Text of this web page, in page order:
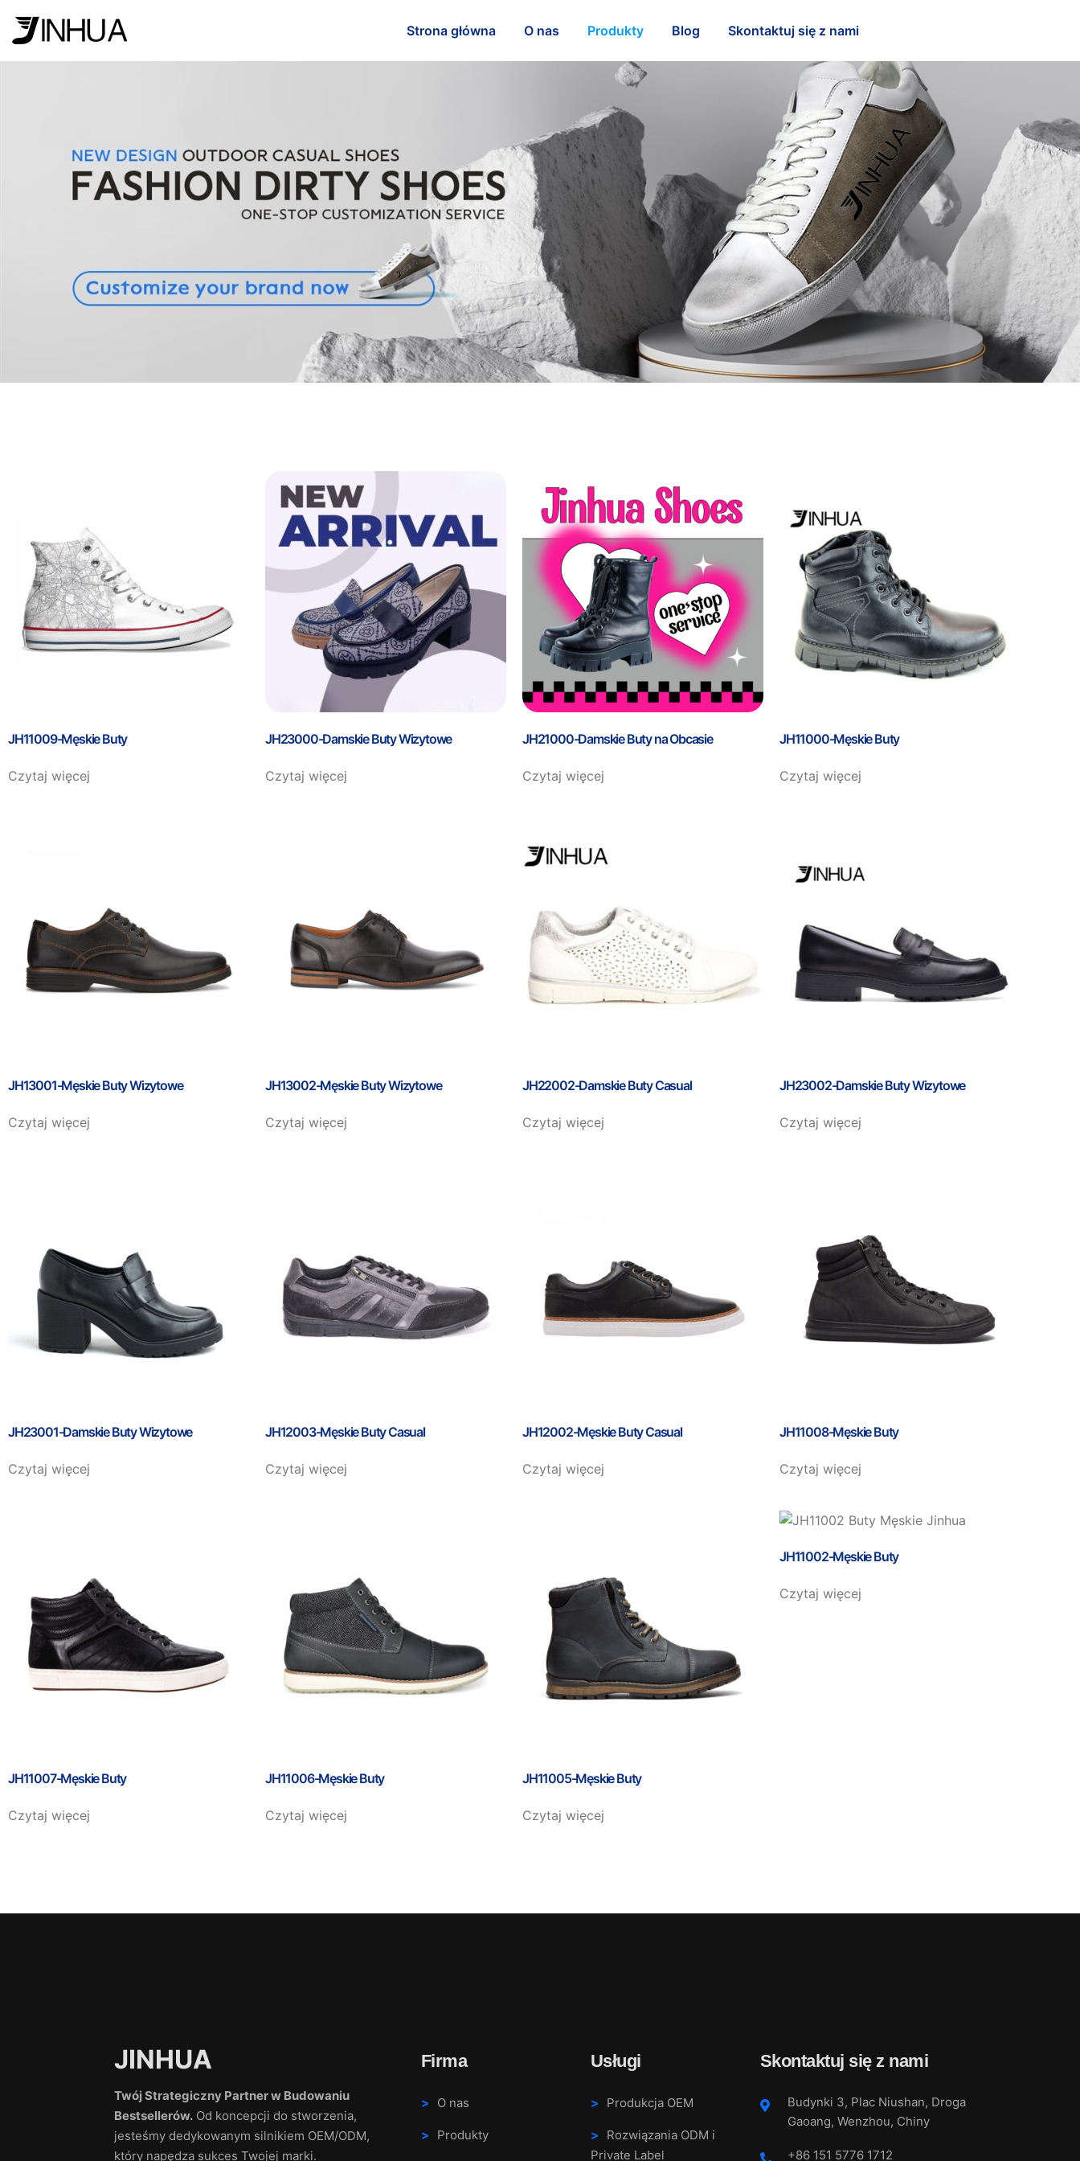
Strona główna O nas Produkty Blog Skontaktuj się z nami
JH11009-Męskie Buty
Czytaj więcej
JH23000-Damskie Buty Wizytowe
Czytaj więcej
JH21000-Damskie Buty na Obcasie
Czytaj więcej
JH11000-Męskie Buty
Czytaj więcej
JH13001-Męskie Buty Wizytowe
Czytaj więcej
JH13002-Męskie Buty Wizytowe
Czytaj więcej
JH22002-Damskie Buty Casual
Czytaj więcej
JH23002-Damskie Buty Wizytowe
Czytaj więcej
JH23001-Damskie Buty Wizytowe
Czytaj więcej
JH12003-Męskie Buty Casual
Czytaj więcej
JH12002-Męskie Buty Casual
Czytaj więcej
JH11008-Męskie Buty
Czytaj więcej
JH11007-Męskie Buty
Czytaj więcej
JH11006-Męskie Buty
Czytaj więcej
JH11005-Męskie Buty
Czytaj więcej
JH11002-Męskie Buty
Czytaj więcej
JINHUA
Twój Strategiczny Partner w Budowaniu
Bestsellerów. Od koncepcji do stworzenia,
jesteśmy dedykowanym silnikiem OEM/ODM,
który napędza sukces Twojej marki.
Firma
O nas
Produkty
Usługi
Produkcja OEM
Rozwiązania ODM i
Private Label
Skontaktuj się z nami
Budynki 3, Plac Niushan, Droga
Gaoang, Wenzhou, Chiny
+86 151 5776 1712